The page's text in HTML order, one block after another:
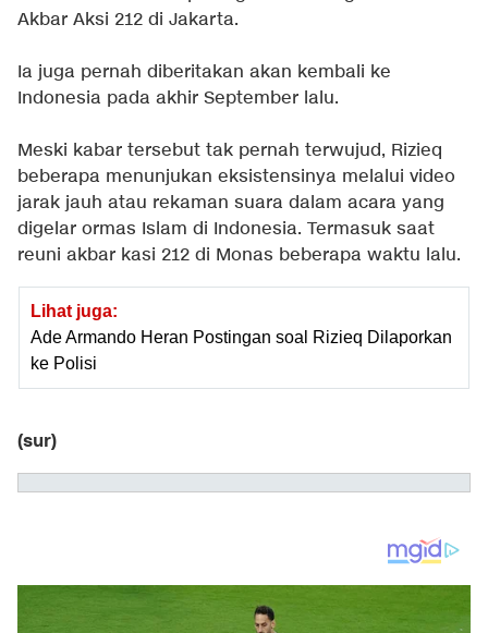
Akbar Aksi 212 di Jakarta.
Ia juga pernah diberitakan akan kembali ke
Indonesia pada akhir September lalu.
Meski kabar tersebut tak pernah terwujud, Rizieq
beberapa menunjukan eksistensinya melalui video
jarak jauh atau rekaman suara dalam acara yang
digelar ormas Islam di Indonesia. Termasuk saat
reuni akbar kasi 212 di Monas beberapa waktu lalu.
Lihat juga:
Ade Armando Heran Postingan soal Rizieq Dilaporkan
ke Polisi
(sur)